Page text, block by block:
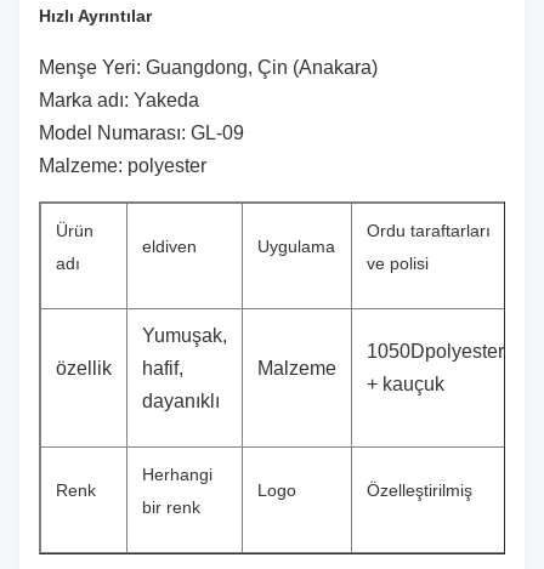
Hızlı Ayrıntılar
Menşe Yeri: Guangdong, Çin (Anakara)
Marka adı: Yakeda
Model Numarası: GL-09
Malzeme: polyester
Ürün
adı
eldiven Uygulama
Ordu taraftarları
ve polisi
özellik
Yumuşak,
hafif,
dayanıklı
Malzeme
1050Dpolyester
+ kauçuk
Renk
Herhangi
bir renk
Logo Özelleştirilmiş